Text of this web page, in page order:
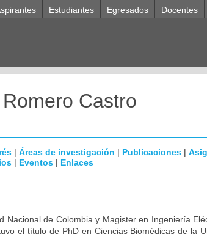
Estudiantes Egresados Docentes
Castro
| Áreas de investigación | Publicaciones |
| Eventos | Enlaces
Nacional de Colombia y Magister en Ingeniería
el título de PhD en Ciencias Biomédicas de la